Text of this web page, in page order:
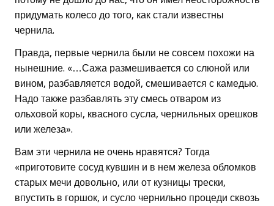
придумать колесо до того, как стали известны
чернила.
Правда, первые чернила были не совсем похожи на
нынешние. «…Сажа размешивается со слюной или
вином, разбавляется водой, смешивается с камедью.
Надо также разбавлять эту смесь отваром из
ольховой коры, квасного сусла, чернильных орешков
или железа».
Вам эти чернила не очень нравятся? Тогда
«приготовите сосуд кувшин и в нем железа обломков
старых мечи довольно, или от кузницы трески,
впустить в горшок, и сусло чернильно процеди сквозь